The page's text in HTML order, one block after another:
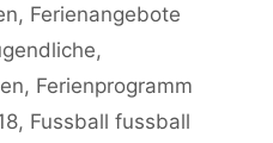
, Ferienangebote
,
, Ferienprogramm
, Fussball fussball